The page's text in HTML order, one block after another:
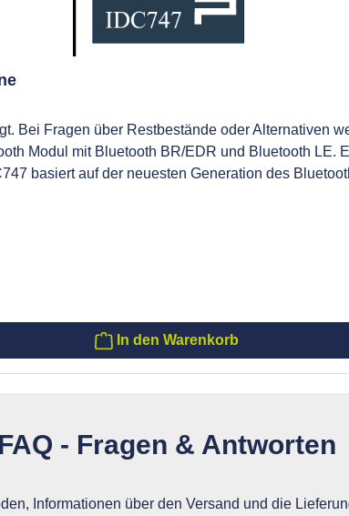
Bei Fragen über Restbestände oder Alternativen
Modul mit Bluetooth BR/EDR und Bluetooth LE.
basiert auf der neuesten Generation des
In den Warenkorb
FAQ - Fragen & Antworten
Informationen über den Versand und die